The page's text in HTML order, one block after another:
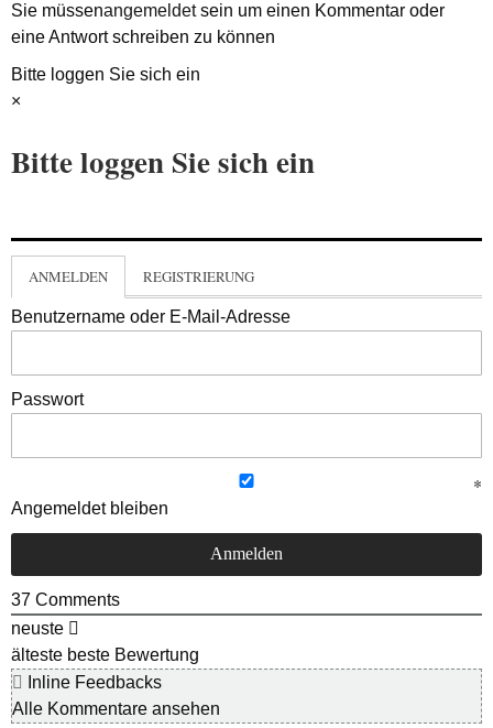
Sie müssenangemeldetsein um einen Kommentar oder
eine Antwort schreiben zu können
Bitte loggen Sie sich ein
×
Bitte loggen Sie sich ein
ANMELDEN REGISTRIERUNG
Benutzername oder E-Mail-Adresse
Passwort
Angemeldet bleiben
37 Comments
neuste
älteste beste Bewertung
Inline Feedbacks
Alle Kommentare ansehen